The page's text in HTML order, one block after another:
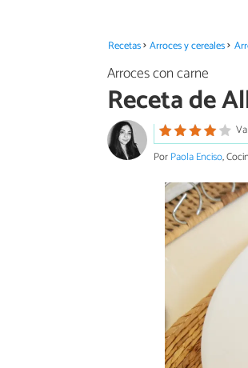
Recetas Arroces y cereales
Arroces con carne
Receta de
PorPaola Enciso,